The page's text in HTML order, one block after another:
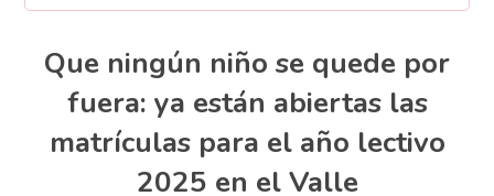
Que ningún niño se quede por
fuera: ya están abiertas las
matrículas para el año lectivo
2025 en el Valle